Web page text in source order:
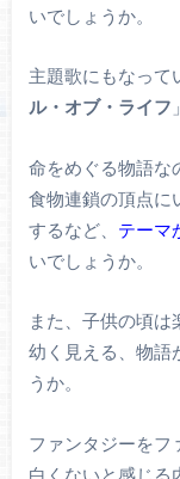
いでしょうか。
主題歌にもなって
ル・オブ・ライフ
命をめぐる物語な
食物連鎖の頂点に
するなど、 テーマ
いでしょうか。
また、子供の頃
幼く見える、物語
うか。
ファンタジーをフ
白くないと感じる